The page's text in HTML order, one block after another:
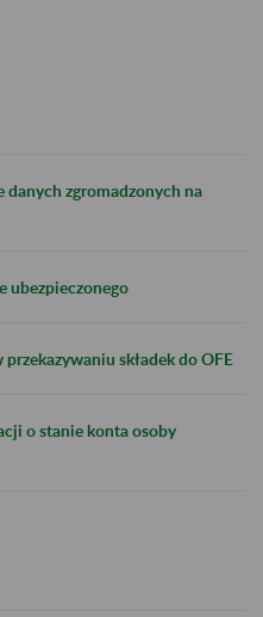
danych zgromadzonych na
ubezpieczonego
składek do OFE
o stanie konta osoby